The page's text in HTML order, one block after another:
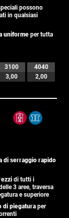
possono
in qualsiasi
uniforme per tutta
3100
4040
3,00 2,00
di serraggio rapido
di tutti i
3 aree, traversa
e superiore
di piegatura per